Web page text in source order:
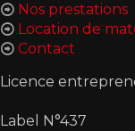
Nos prestations
Location de
Contact
Licence
Label N°437